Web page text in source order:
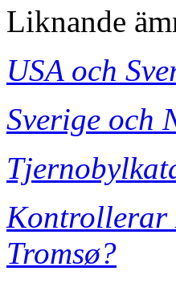
Liknande
USA och
Sverige och
Kontrollerar
Tromsø?